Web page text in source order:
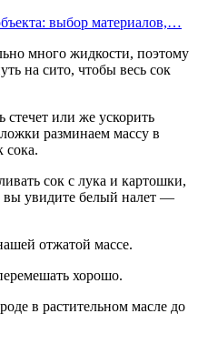
выбор материалов,…
много жидкости, поэтому
на сито, чтобы весь сок
или же ускорить
разминаем массу в
сока.
сок с лука и картошки,
вы увидите белый налет —
отжатой массе.
хорошо.
в растительном масле до